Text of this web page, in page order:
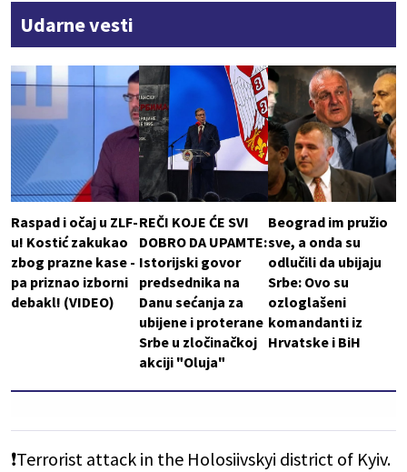
Udarne vesti
Raspad i očaj u ZLF-
u! Kostić zakukao
zbog prazne kase -
pa priznao izborni
debakl! (VIDEO)
REČI KOJE ĆE SVI
DOBRO DA UPAMTE:
Istorijski govor
predsednika na
Danu sećanja za
ubijene i proterane
Srbe u zločinačkoj
akciji "Oluja"
Beograd im pružio
sve, a onda su
odlučili da ubijaju
Srbe: Ovo su
ozloglašeni
komandanti iz
Hrvatske i BiH
❗️Terrorist attack in the Holosiivskyi district of Kyiv.